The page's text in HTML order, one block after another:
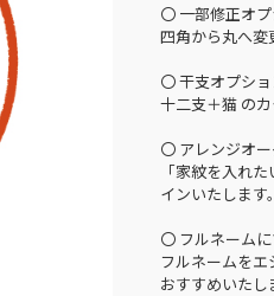
〇 一部修正オ
四角から丸へ変
〇 干支オプシ
十二支＋猫 のカ
〇 アレンジオ
「家紋を入れ
インいたします。
〇 フルネーム
フルネームを
おすすめいたし